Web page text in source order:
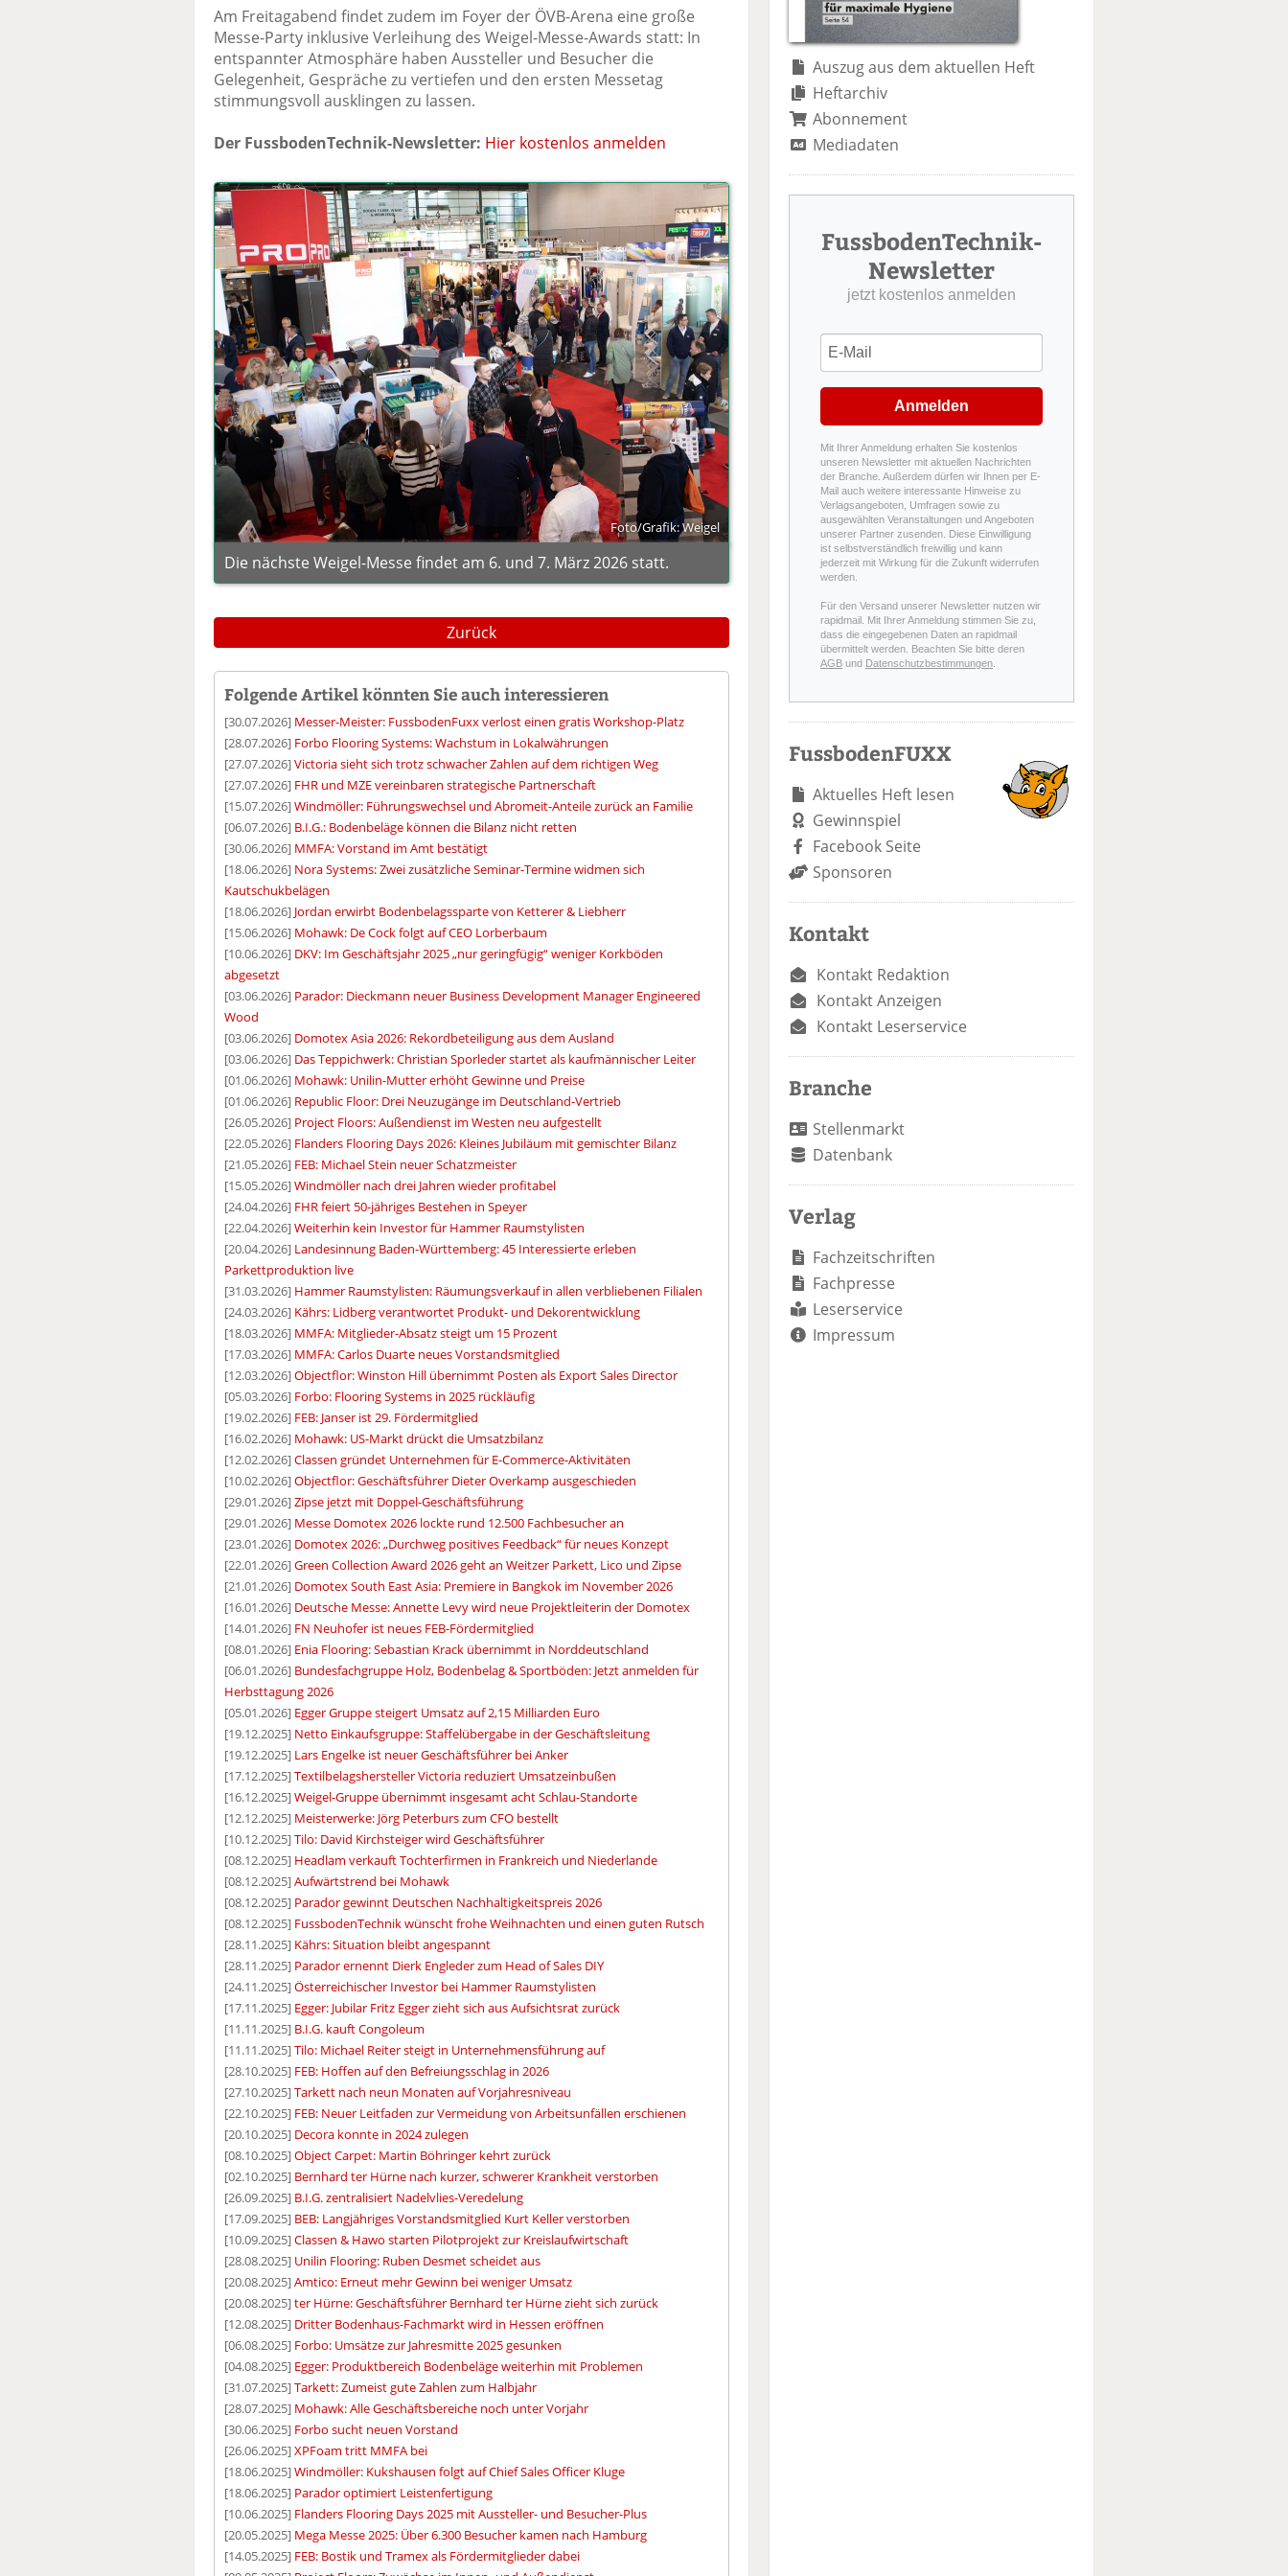
il
e
n
e
n
d
e
Am Freitagabend findet zudem im Foyer der ÖVB-Arena eine große
Messe-Party inklusive Verleihung des Weigel-Messe-Awards statt: In
entspannter Atmosphäre haben Aussteller und Besucher die
Gelegenheit, Gespräche zu vertiefen und den ersten Messetag
stimmungsvoll ausklingen zu lassen.
Der FussbodenTechnik-Newsletter: Hier kostenlos anmelden
Foto/Grafik: Weigel
Die nächste Weigel-Messe findet am 6. und 7. März 2026 statt.
Zurück
Folgende Artikel könnten Sie auch interessieren
[30.07.2026] Messer-Meister: FussbodenFuxx verlost einen gratis Workshop-Platz
[28.07.2026] Forbo Flooring Systems: Wachstum in Lokalwährungen
[27.07.2026]Victoria sieht sich trotz schwacher Zahlen auf dem richtigen Weg
[27.07.2026] FHR und MZE vereinbaren strategische Partnerschaft
[15.07.2026]Windmöller: Führungswechsel und Abromeit-Anteile zurück an Familie
[06.07.2026] B.I.G.: Bodenbeläge können die Bilanz nicht retten
[30.06.2026] MMFA: Vorstand im Amt bestätigt
[18.06.2026] Nora Systems: Zwei zusätzliche Seminar-Termine widmen sich
Kautschukbelägen
[18.06.2026] Jordan erwirbt Bodenbelagssparte von Ketterer & Liebherr
[15.06.2026] Mohawk: De Cock folgt auf CEO Lorberbaum
[10.06.2026] DKV: Im Geschäftsjahr 2025 „nur geringfügig“ weniger Korkböden
abgesetzt
[03.06.2026] Parador: Dieckmann neuer Business Development Manager Engineered
Wood
[03.06.2026] Domotex Asia 2026: Rekordbeteiligung aus dem Ausland
[03.06.2026] Das Teppichwerk: Christian Sporleder startet als kaufmännischer Leiter
[01.06.2026] Mohawk: Unilin-Mutter erhöht Gewinne und Preise
[01.06.2026] Republic Floor: Drei Neuzugänge im Deutschland-Vertrieb
[26.05.2026] Project Floors: Außendienst im Westen neu aufgestellt
[22.05.2026] Flanders Flooring Days 2026: Kleines Jubiläum mit gemischter Bilanz
[21.05.2026] FEB: Michael Stein neuer Schatzmeister
[15.05.2026]Windmöller nach drei Jahren wieder profitabel
[24.04.2026] FHR feiert 50-jähriges Bestehen in Speyer
[22.04.2026]Weiterhin kein Investor für Hammer Raumstylisten
[20.04.2026] Landesinnung Baden-Württemberg: 45 Interessierte erleben
Parkettproduktion live
[31.03.2026] Hammer Raumstylisten: Räumungsverkauf in allen verbliebenen Filialen
[24.03.2026] Kährs: Lidberg verantwortet Produkt- und Dekorentwicklung
[18.03.2026] MMFA: Mitglieder-Absatz steigt um 15 Prozent
[17.03.2026] MMFA: Carlos Duarte neues Vorstandsmitglied
[12.03.2026]Objectflor: Winston Hill übernimmt Posten als Export Sales Director
[05.03.2026] Forbo: Flooring Systems in 2025 rückläufig
[19.02.2026] FEB: Janser ist 29. Fördermitglied
[16.02.2026] Mohawk: US-Markt drückt die Umsatzbilanz
[12.02.2026]Classen gründet Unternehmen für E-Commerce-Aktivitäten
[10.02.2026]Objectflor: Geschäftsführer Dieter Overkamp ausgeschieden
[29.01.2026]Zipse jetzt mit Doppel-Geschäftsführung
[29.01.2026] Messe Domotex 2026 lockte rund 12.500 Fachbesucher an
[23.01.2026] Domotex 2026: „Durchweg positives Feedback“ für neues Konzept
[22.01.2026]Green Collection Award 2026 geht an Weitzer Parkett, Lico und Zipse
[21.01.2026] Domotex South East Asia: Premiere in Bangkok im November 2026
[16.01.2026] Deutsche Messe: Annette Levy wird neue Projektleiterin der Domotex
[14.01.2026] FN Neuhofer ist neues FEB-Fördermitglied
[08.01.2026] Enia Flooring: Sebastian Krack übernimmt in Norddeutschland
[06.01.2026] Bundesfachgruppe Holz, Bodenbelag & Sportböden: Jetzt anmelden für
Herbsttagung 2026
[05.01.2026] Egger Gruppe steigert Umsatz auf 2,15 Milliarden Euro
[19.12.2025] Netto Einkaufsgruppe: Staffelübergabe in der Geschäftsleitung
[19.12.2025] Lars Engelke ist neuer Geschäftsführer bei Anker
[17.12.2025]Textilbelagshersteller Victoria reduziert Umsatzeinbußen
[16.12.2025]Weigel-Gruppe übernimmt insgesamt acht Schlau-Standorte
[12.12.2025] Meisterwerke: Jörg Peterburs zum CFO bestellt
[10.12.2025]Tilo: David Kirchsteiger wird Geschäftsführer
[08.12.2025] Headlam verkauft Tochterfirmen in Frankreich und Niederlande
[08.12.2025]Aufwärtstrend bei Mohawk
[08.12.2025] Parador gewinnt Deutschen Nachhaltigkeitspreis 2026
[08.12.2025] FussbodenTechnik wünscht frohe Weihnachten und einen guten Rutsch
[28.11.2025] Kährs: Situation bleibt angespannt
[28.11.2025] Parador ernennt Dierk Engleder zum Head of Sales DIY
[24.11.2025]Österreichischer Investor bei Hammer Raumstylisten
[17.11.2025] Egger: Jubilar Fritz Egger zieht sich aus Aufsichtsrat zurück
[11.11.2025] B.I.G. kauft Congoleum
[11.11.2025]Tilo: Michael Reiter steigt in Unternehmensführung auf
[28.10.2025] FEB: Hoffen auf den Befreiungsschlag in 2026
[27.10.2025]Tarkett nach neun Monaten auf Vorjahresniveau
[22.10.2025] FEB: Neuer Leitfaden zur Vermeidung von Arbeitsunfällen erschienen
[20.10.2025] Decora konnte in 2024 zulegen
[08.10.2025]Object Carpet: Martin Böhringer kehrt zurück
[02.10.2025] Bernhard ter Hürne nach kurzer, schwerer Krankheit verstorben
[26.09.2025] B.I.G. zentralisiert Nadelvlies-Veredelung
[17.09.2025] BEB: Langjähriges Vorstandsmitglied Kurt Keller verstorben
[10.09.2025]Classen & Hawo starten Pilotprojekt zur Kreislaufwirtschaft
[28.08.2025] Unilin Flooring: Ruben Desmet scheidet aus
[20.08.2025]Amtico: Erneut mehr Gewinn bei weniger Umsatz
[20.08.2025]ter Hürne: Geschäftsführer Bernhard ter Hürne zieht sich zurück
[12.08.2025] Dritter Bodenhaus-Fachmarkt wird in Hessen eröffnen
[06.08.2025] Forbo: Umsätze zur Jahresmitte 2025 gesunken
[04.08.2025] Egger: Produktbereich Bodenbeläge weiterhin mit Problemen
[31.07.2025]Tarkett: Zumeist gute Zahlen zum Halbjahr
[28.07.2025] Mohawk: Alle Geschäftsbereiche noch unter Vorjahr
[30.06.2025] Forbo sucht neuen Vorstand
[26.06.2025]XPFoam tritt MMFA bei
[18.06.2025]Windmöller: Kukshausen folgt auf Chief Sales Officer Kluge
[18.06.2025] Parador optimiert Leistenfertigung
[10.06.2025] Flanders Flooring Days 2025 mit Aussteller- und Besucher-Plus
[20.05.2025] Mega Messe 2025: Über 6.300 Besucher kamen nach Hamburg
[14.05.2025] FEB: Bostik und Tramex als Fördermitglieder dabei
Auszug aus dem aktuellen Heft
Heftarchiv
Abonnement
Mediadaten
FussbodenTechnik-
Newsletter
jetzt kostenlos anmelden
Anmelden
Mit Ihrer Anmeldung erhalten Sie kostenlos
unseren Newsletter mit aktuellen Nachrichten
der Branche. Außerdem dürfen wir Ihnen per E-
Mail auch weitere interessante Hinweise zu
Verlagsangeboten, Umfragen sowie zu
ausgewählten Veranstaltungen und Angeboten
unserer Partner zusenden. Diese Einwilligung
ist selbstverständlich freiwillig und kann
jederzeit mit Wirkung für die Zukunft widerrufen
werden.
Für den Versand unserer Newsletter nutzen wir
rapidmail. Mit Ihrer Anmeldung stimmen Sie zu,
dass die eingegebenen Daten an rapidmail
übermittelt werden. Beachten Sie bitte deren
AGB und Datenschutzbestimmungen.
FussbodenFUXX
Aktuelles Heft lesen
Gewinnspiel
Facebook Seite
Sponsoren
Kontakt
Kontakt Redaktion
Kontakt Anzeigen
Kontakt Leserservice
Branche
Stellenmarkt
Datenbank
Verlag
Fachzeitschriften
Fachpresse
Leserservice
Impressum